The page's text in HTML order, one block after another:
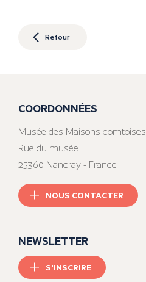
Retour
COORDONNÉES
Musée des Maisons comtoises
Rue du musée
25360 Nancray - France
NOUS CONTACTER
NEWSLETTER
S'INSCRIRE